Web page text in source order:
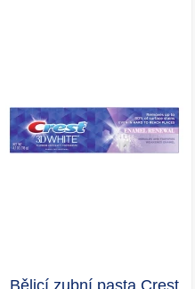
Bělicí zubní pasta Crest